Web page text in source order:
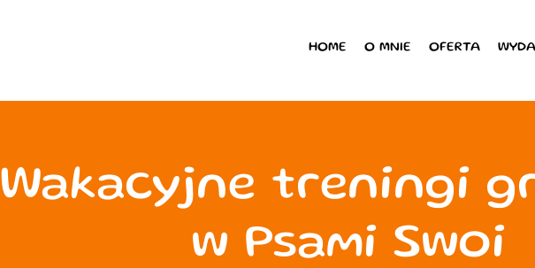
HOME O MNIE OFERTA
Wakacyjne treningi
w Psami Swoi